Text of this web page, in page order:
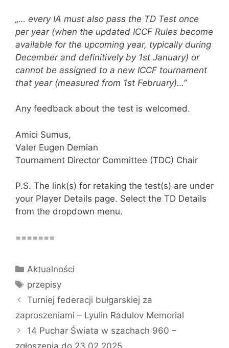
„… every IA must also pass the TD Test once
per year (when the updated ICCF Rules become
available for the upcoming year, typically during
December and definitively by 1st January) or
cannot be assigned to a new ICCF tournament
that year (measured from 1st February)…”
Any feedback about the test is welcomed.
Amici Sumus,
Valer Eugen Demian
Tournament Director Committee (TDC) Chair
P.S. The link(s) for retaking the test(s) are under
your Player Details page. Select the TD Details
from the dropdown menu.
=======
Kategorie
Aktualności
Tagi
przepisy
Turniej federacji bułgarskiej za
zaproszeniami – Lyulin Radulov Memorial
14 Puchar Świata w szachach 960 –
zgłoszenia do 23.02.2025